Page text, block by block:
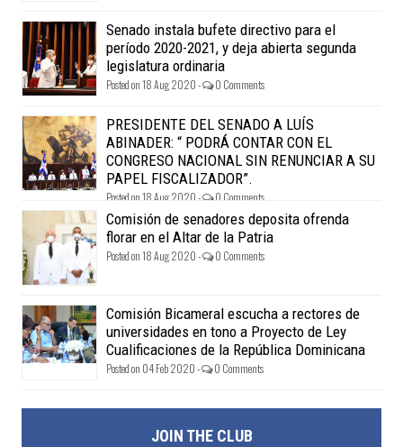
Senado instala bufete directivo para el
período 2020-2021, y deja abierta segunda
legislatura ordinaria
Posted on 18 Aug 2020 - 0 Comments
PRESIDENTE DEL SENADO A LUÍS
ABINADER: “ PODRÁ CONTAR CON EL
CONGRESO NACIONAL SIN RENUNCIAR A SU
PAPEL FISCALIZADOR”.
Posted on 18 Aug 2020 - 0 Comments
Comisión de senadores deposita ofrenda
florar en el Altar de la Patria
Posted on 18 Aug 2020 - 0 Comments
Comisión Bicameral escucha a rectores de
universidades en tono a Proyecto de Ley
Cualificaciones de la República Dominicana
Posted on 04 Feb 2020 - 0 Comments
JOIN THE CLUB